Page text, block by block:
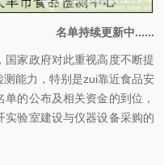
名单持续更新中......
家政府对此重视高度不断提
能力，特别是zui靠近食品安
的公布及相关资金的到位，
验室建设与仪器设备采购的